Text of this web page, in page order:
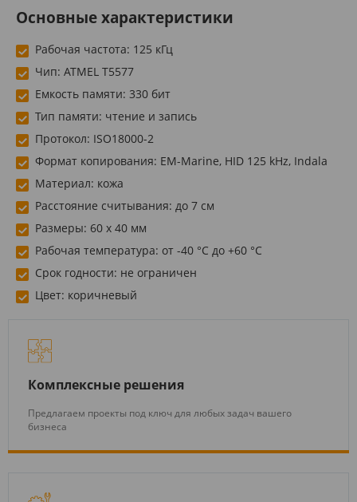
Основные характеристики
Рабочая частота: 125 кГц
Чип: ATMEL T5577
Емкость памяти: 330 бит
Тип памяти: чтение и запись
Протокол: ISO18000-2
Формат копирования: EM-Marine, HID 125 kHz, Indala
Материал: кожа
Расстояние считывания: до 7 см
Размеры: 60 x 40 мм
Рабочая температура: от -40 °C до +60 °C
Срок годности: не ограничен
Цвет: коричневый
Комплексные решения
Предлагаем проекты под ключ для любых задач вашего
бизнеса